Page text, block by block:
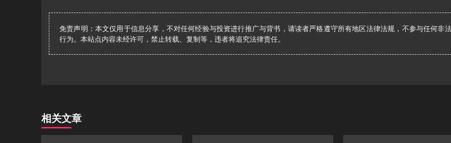
免责声明：本文仅用于信息分享，不对任何经验与投资进行推广与背书，请读者严格遵守所有地区法律法规，不参与任何非
行为。本站点内容未经许可，禁止转载、复制等，违者将追究法律责任。
相关文章